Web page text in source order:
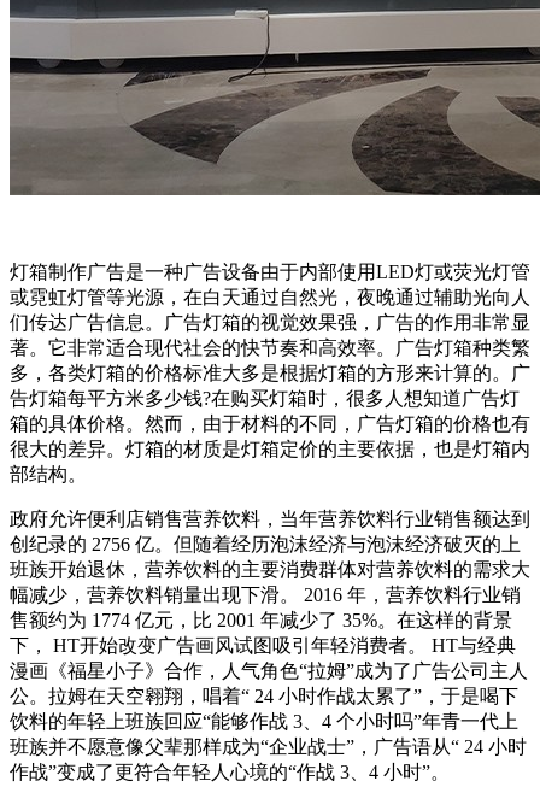
灯箱制作广告是一种广告设备由于内部使用LED灯或荧光灯管
或霓虹灯管等光源，在白天通过自然光，夜晚通过辅助光向人
们传达广告信息。广告灯箱的视觉效果强，广告的作用非常显
著。它非常适合现代社会的快节奏和高效率。广告灯箱种类繁
多，各类灯箱的价格标准大多是根据灯箱的方形来计算的。广
告灯箱每平方米多少钱?在购买灯箱时，很多人想知道广告灯
箱的具体价格。然而，由于材料的不同，广告灯箱的价格也有
很大的差异。灯箱的材质是灯箱定价的主要依据，也是灯箱内
部结构。
政府允许便利店销售营养饮料，当年营养饮料行业销售额达到
创纪录的 2756 亿。但随着经历泡沫经济与泡沫经济破灭的上
班族开始退休，营养饮料的主要消费群体对营养饮料的需求大
幅减少，营养饮料销量出现下滑。 2016 年，营养饮料行业销
售额约为 1774 亿元，比 2001 年减少了 35%。在这样的背景
下， HT开始改变广告画风试图吸引年轻消费者。 HT与经典
漫画《福星小子》合作，人气角色“拉姆”成为了广告公司主人
公。拉姆在天空翱翔，唱着“ 24 小时作战太累了”，于是喝下
饮料的年轻上班族回应“能够作战 3、4 个小时吗”年青一代上
班族并不愿意像父辈那样成为“企业战士”，广告语从“ 24 小时
作战”变成了更符合年轻人心境的“作战 3、4 小时”。